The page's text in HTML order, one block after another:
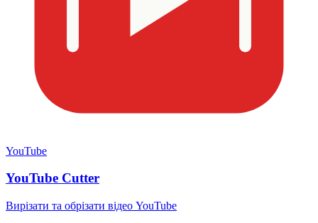
YouTube
YouTube Cutter
Вирізати та обрізати відео YouTube